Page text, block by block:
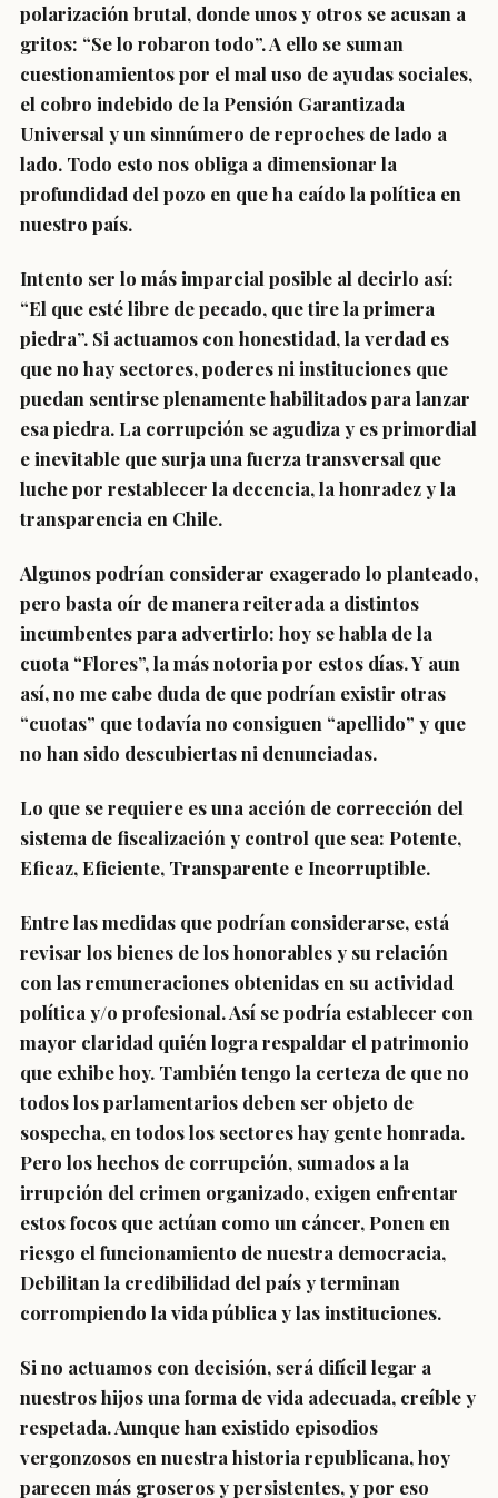
polarización brutal, donde unos y otros se acusan a
gritos: “Se lo robaron todo”. A ello se suman
cuestionamientos por el mal uso de ayudas sociales,
el cobro indebido de la Pensión Garantizada
Universal y un sinnúmero de reproches de lado a
lado. Todo esto nos obliga a dimensionar la
profundidad del pozo en que ha caído la política en
nuestro país.
Intento ser lo más imparcial posible al decirlo así:
“El que esté libre de pecado, que tire la primera
piedra”. Si actuamos con honestidad, la verdad es
que no hay sectores, poderes ni instituciones que
puedan sentirse plenamente habilitados para lanzar
esa piedra. La corrupción se agudiza y es primordial
e inevitable que surja una fuerza transversal que
luche por restablecer la decencia, la honradez y la
transparencia en Chile.
Algunos podrían considerar exagerado lo planteado,
pero basta oír de manera reiterada a distintos
incumbentes para advertirlo: hoy se habla de la
cuota “Flores”, la más notoria por estos días. Y aun
así, no me cabe duda de que podrían existir otras
“cuotas” que todavía no consiguen “apellido” y que
no han sido descubiertas ni denunciadas.
Lo que se requiere es una acción de corrección del
sistema de fiscalización y control que sea: Potente,
Eficaz, Eficiente, Transparente e Incorruptible.
Entre las medidas que podrían considerarse, está
revisar los bienes de los honorables y su relación
con las remuneraciones obtenidas en su actividad
política y/o profesional. Así se podría establecer con
mayor claridad quién logra respaldar el patrimonio
que exhibe hoy. También tengo la certeza de que no
todos los parlamentarios deben ser objeto de
sospecha, en todos los sectores hay gente honrada.
Pero los hechos de corrupción, sumados a la
irrupción del crimen organizado, exigen enfrentar
estos focos que actúan como un cáncer, Ponen en
riesgo el funcionamiento de nuestra democracia,
Debilitan la credibilidad del país y terminan
corrompiendo la vida pública y las instituciones.
Si no actuamos con decisión, será difícil legar a
nuestros hijos una forma de vida adecuada, creíble y
respetada. Aunque han existido episodios
vergonzosos en nuestra historia republicana, hoy
parecen más groseros y persistentes, y por eso